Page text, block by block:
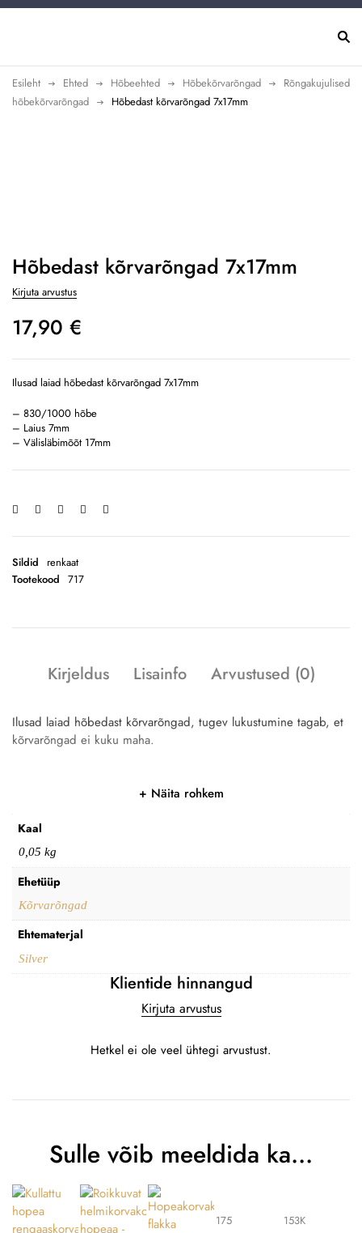
Esileht Ehted Hõbeehted Hõbekõrvarõngad
Rõngakujulised
hõbekõrvarõngad
Hõbedast kõrvarõngad 7x17mm
Hõbedast kõrvarõngad 7x17mm
Kirjuta arvustus
17,90 €
Ilusad laiad hõbedast kõrvarõngad 7x17mm
– 830/1000 hõbe
– Laius 7mm
– Välisläbimõõt 17mm
Sildid
renkaat
Tootekood 717
Kirjeldus Lisainfo Arvustused (0)
Ilusad laiad hõbedast kõrvarõngad, tugev lukustumine tagab, et
kõrvarõngad ei kuku maha.
Näita rohkem
Kaal
0,05 kg
Ehetüüp
Kõrvarõngad
Ehtematerjal
Silver
Klientide hinnangud
Kirjuta arvustus
Hetkel ei ole veel ühtegi arvustust.
Sulle võib meeldida ka…
175 153K